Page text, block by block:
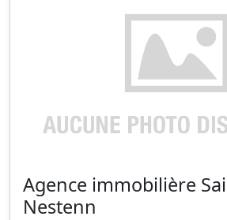
Agence immobilière
Nestenn